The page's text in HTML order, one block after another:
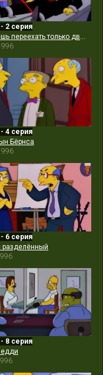
2 серия
Ты можешь переехать только дважды
4 серия
Бёрнса
6 серия
разделённый
8 серия